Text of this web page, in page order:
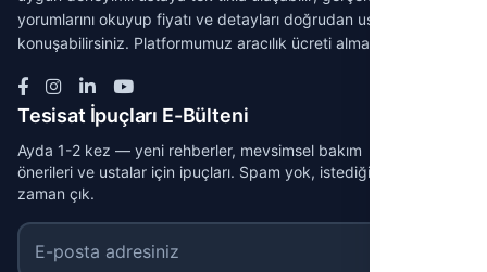
yorumlarını okuyup fiyatı ve detayları doğrudan ustayla
konuşabilirsiniz. Platformumuz aracılık ücreti almaz.
Tesisat İpuçları E-Bülteni
Ayda 1-2 kez — yeni rehberler, mevsimsel bakım
önerileri ve ustalar için ipuçları. Spam yok, istediğin
zaman çık.
E-posta adresiniz